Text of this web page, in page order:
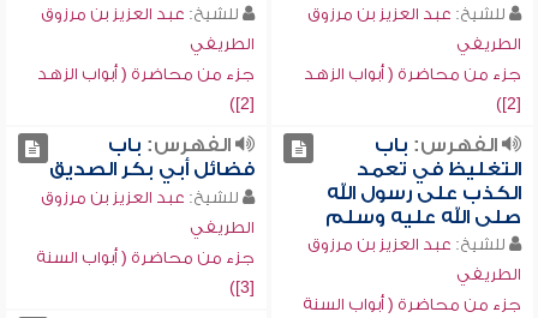
للشيخ: عبد العزيز بن مرزوق
الطريفي
جزء من محاضرة ( أبواب الزهد
[2])
للشيخ: عبد العزيز بن مرزوق
الطريفي
جزء من محاضرة ( أبواب الزهد
[2])
الفهرس: باب
التغليظ في تعمد
الكذب على رسول الله
صلى الله عليه وسلم
للشيخ: عبد العزيز بن مرزوق
الطريفي
جزء من محاضرة ( أبواب السنة
الفهرس: باب
فضائل أبي بكر الصديق
للشيخ: عبد العزيز بن مرزوق
الطريفي
جزء من محاضرة ( أبواب السنة
[3])